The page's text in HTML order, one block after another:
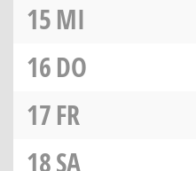
15MI
16DO
17FR
18SA